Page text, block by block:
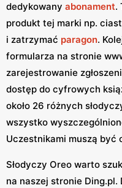
dedykowany abonament.
produkt tej marki np.
i zatrzymać paragon.
formularza na stronie
zarejestrowanie
dostęp do cyfrowych
około 26 różnych
wszystko
Uczestnikami muszą być
Słodyczy Oreo warto
na naszej stronie Ding.pl.